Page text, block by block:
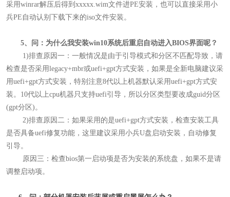
采用winrar解压后得到xxxxx.wim文件进PE安装，也可以直接采用小
兵PE自动认别下载下来的iso文件安装。
5、问：为什么我安装win10系统后重启自动进入BIOS界面呢 ？
1)排查原因一：一般情况是由于引导模式和分区不匹配导致，请
检查是否采用legacy+mbr或uefi+gpt方式安装，如果是全新电脑建议采
用uefi+gpt方式安装，特别注意8代以上机器默认采用uefi+gpt方式安
装。10代以上cpu机器只支持uefi引导，所以分区类型要改成guid分区
(gpt分区)。
2)排查原因二：如果采用的是uefi+gpt方式安装，检查安装工具
是否具备uefi修复功能，这里建议采用小兵U盘启动安装，自动修复
引导。
原因三：检查bios第一启动项是否为安装的系统盘，如果不是请
调整启动项。